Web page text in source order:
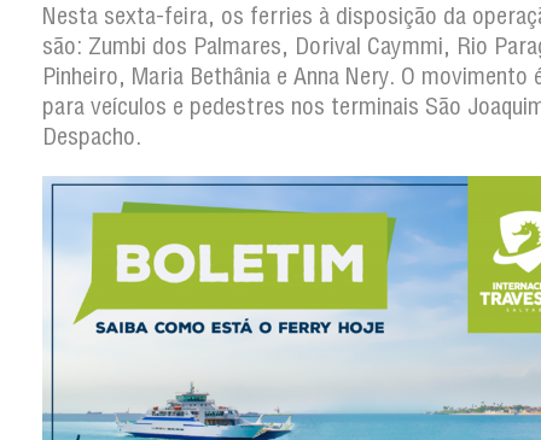
Nesta sexta-feira, os ferries à disposição da
são: Zumbi dos Palmares, Dorival Caymmi, Rio
Pinheiro, Maria Bethânia e Anna Nery. O movimento
para veículos e pedestres nos terminais São
Despacho.